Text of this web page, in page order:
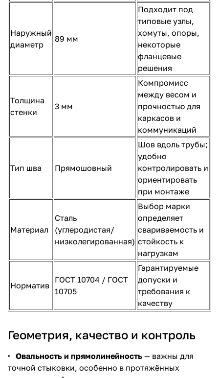
Наружный
диаметр
89 мм
Подходит под
типовые узлы,
хомуты, опоры,
некоторые
фланцевые
решения
Толщина
стенки
3 мм
Компромисс
между весом и
прочностью для
каркасов и
коммуникаций
Тип шва Прямошовный
Шов вдоль трубы;
удобно
контролировать и
ориентировать
при монтаже
Материал
Сталь
(углеродистая/
низколегированная)
Выбор марки
определяет
свариваемость и
стойкость к
нагрузкам
Норматив
ГОСТ 10704 / ГОСТ
10705
Гарантируемые
допуски и
требования к
качеству
Геометрия, качество и контроль
Овальность и прямолинейность — важны для
точной стыковки, особенно в протяжённых